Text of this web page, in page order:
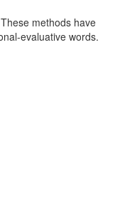
methods have
evaluative words.